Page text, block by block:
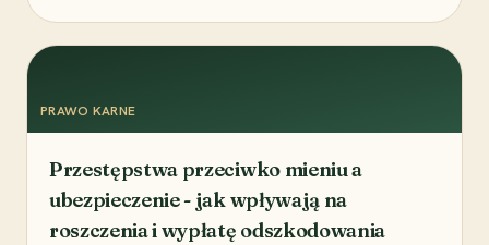
PRAWO KARNE
Przestępstwa przeciwko mieniu a
ubezpieczenie - jak wpływają na
roszczenia i wypłatę odszkodowania